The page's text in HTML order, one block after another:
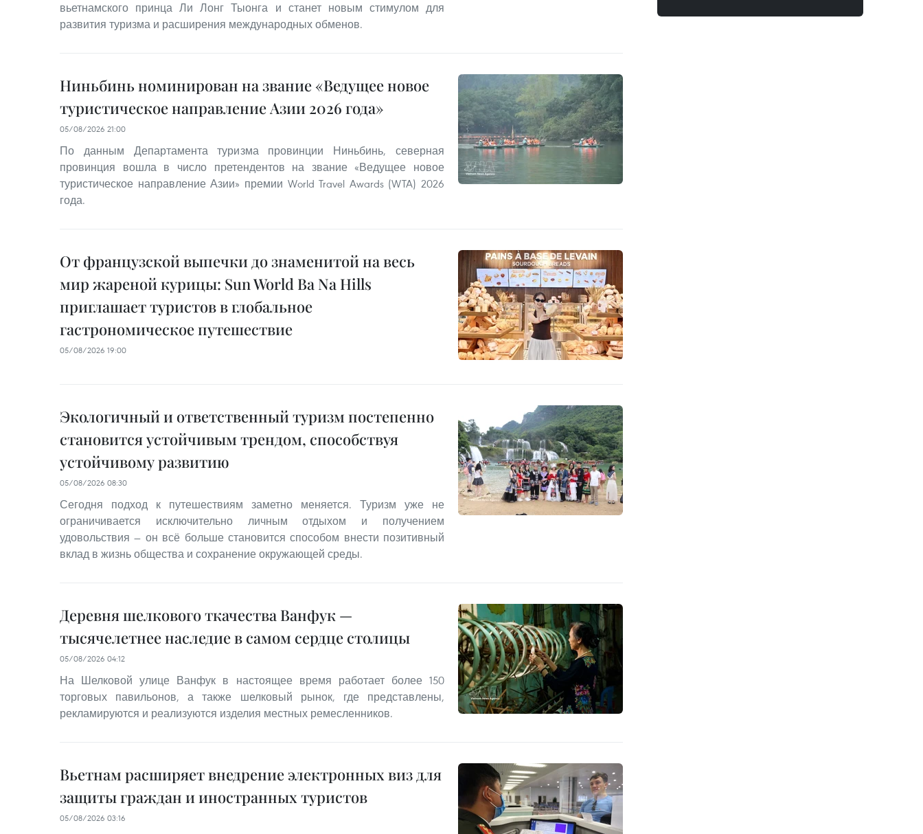
вьетнамского принца Ли Лонг Тыонга и станет новым стимулом для
развития туризма и расширения международных обменов.
Ниньбинь номинирован на звание «Ведущее новое
туристическое направление Азии 2026 года»
05/08/2026 21:00
По данным Департамента туризма провинции Ниньбинь, северная
провинция вошла в число претендентов на звание «Ведущее новое
туристическое направление Азии» премии World Travel Awards (WTA) 2026
года.
От французской выпечки до знаменитой на весь
мир жареной курицы: Sun World Ba Na Hills
приглашает туристов в глобальное
гастрономическое путешествие
05/08/2026 19:00
Экологичный и ответственный туризм постепенно
становится устойчивым трендом, способствуя
устойчивому развитию
05/08/2026 08:30
Сегодня подход к путешествиям заметно меняется. Туризм уже не
ограничивается исключительно личным отдыхом и получением
удовольствия — он всё больше становится способом внести позитивный
вклад в жизнь общества и сохранение окружающей среды.
Деревня шелкового ткачества Ванфук —
тысячелетнее наследие в самом сердце столицы
05/08/2026 04:12
На Шелковой улице Ванфук в настоящее время работает более 150
торговых павильонов, а также шелковый рынок, где представлены,
рекламируются и реализуются изделия местных ремесленников.
Вьетнам расширяет внедрение электронных виз для
защиты граждан и иностранных туристов
05/08/2026 03:16